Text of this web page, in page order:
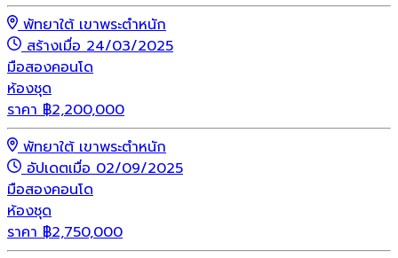
พัทยาใต้ เขาพระตำหนัก
สร้างเมื่อ 24/03/2025
มือสองคอนโด
ห้องชุด
ราคา ฿2,200,000
พัทยาใต้ เขาพระตำหนัก
อัปเดตเมื่อ 02/09/2025
มือสองคอนโด
ห้องชุด
ราคา ฿2,750,000